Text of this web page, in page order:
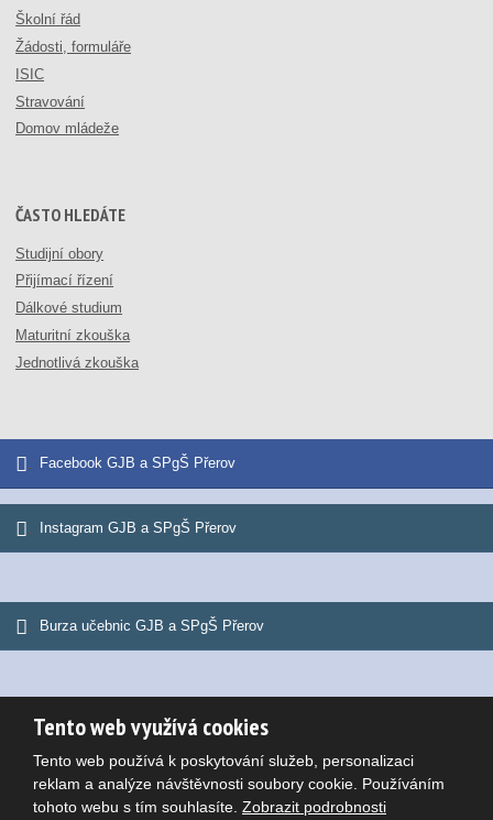
Školní řád
Žádosti, formuláře
ISIC
Stravování
Domov mládeže
ČASTO HLEDÁTE
Studijní obory
Přijímací řízení
Dálkové studium
Maturitní zkouška
Jednotlivá zkouška
Facebook GJB a SPgŠ Přerov
Instagram GJB a SPgŠ Přerov
Burza učebnic GJB a SPgŠ Přerov
Mapa stránek |Podmínky použití
VYROBILA
Tento web využívá cookies
Tento web používá k poskytování služeb, personalizaci
reklam a analýze návštěvnosti soubory cookie. Používáním
tohoto webu s tím souhlasíte. Zobrazit podrobnosti
Potřebujete poradit?